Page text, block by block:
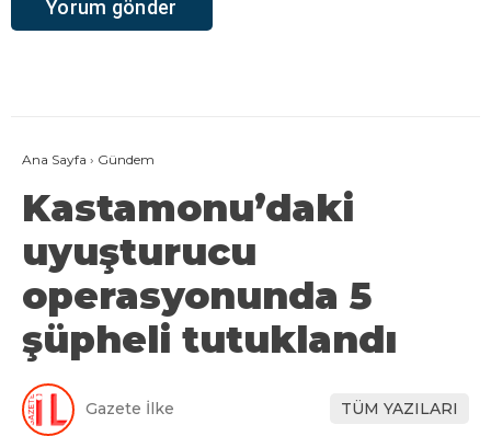
Ana Sayfa › Gündem
Kastamonu’daki
uyuşturucu
operasyonunda 5
şüpheli tutuklandı
Gazete İlke TÜM YAZILARI